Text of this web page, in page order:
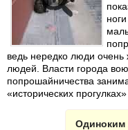
ведь нередко люди
людей. Власти города
попрошайничества
«исторических
Одиноким